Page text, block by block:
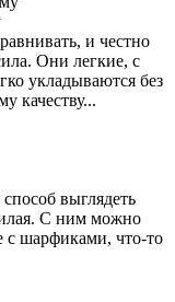
и честно
Они легкие, с
укладываются без
качеству...
выглядеть
С ним можно
с шарфиками, что-то